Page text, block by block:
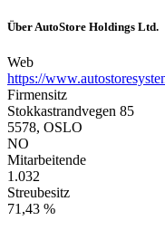
Über AutoStore Holdings Ltd.
Web
https://
Firmensitz
Stokkastrandvegen 85
5578, OSLO
NO
Mitarbeitende
1.032
Streubesitz
71,43 %